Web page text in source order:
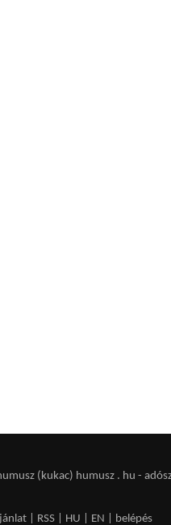
(kukac) humusz . hu -
RSS HU EN belépés